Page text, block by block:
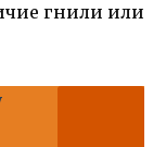
гнили или